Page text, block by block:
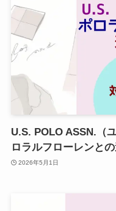
U.S. POLO ASSN.（
ロラルフローレンと
2026年5月1日